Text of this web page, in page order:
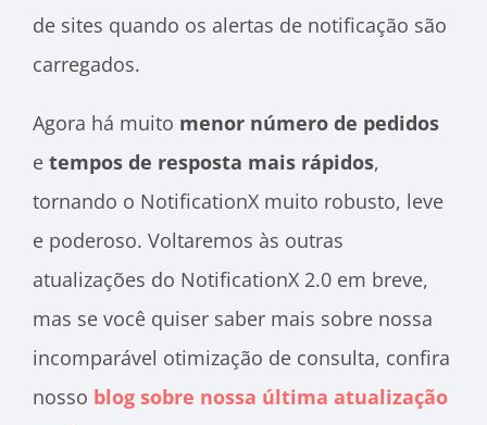
de sites quando os alertas de notificação são
carregados.
Agora há muito menor número de pedidos
e tempos de resposta mais rápidos,
tornando o NotificationX muito robusto, leve
e poderoso. Voltaremos às outras
atualizações do NotificationX 2.0 em breve,
mas se você quiser saber mais sobre nossa
incomparável otimização de consulta, confira
nosso blog sobre nossa última atualização